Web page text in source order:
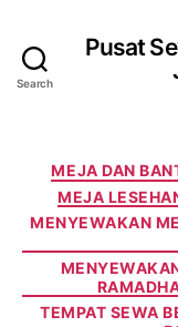
Search
Pusat
MEJA DAN
MEJA
MENYEWAKAN
TEMPAT SEWA